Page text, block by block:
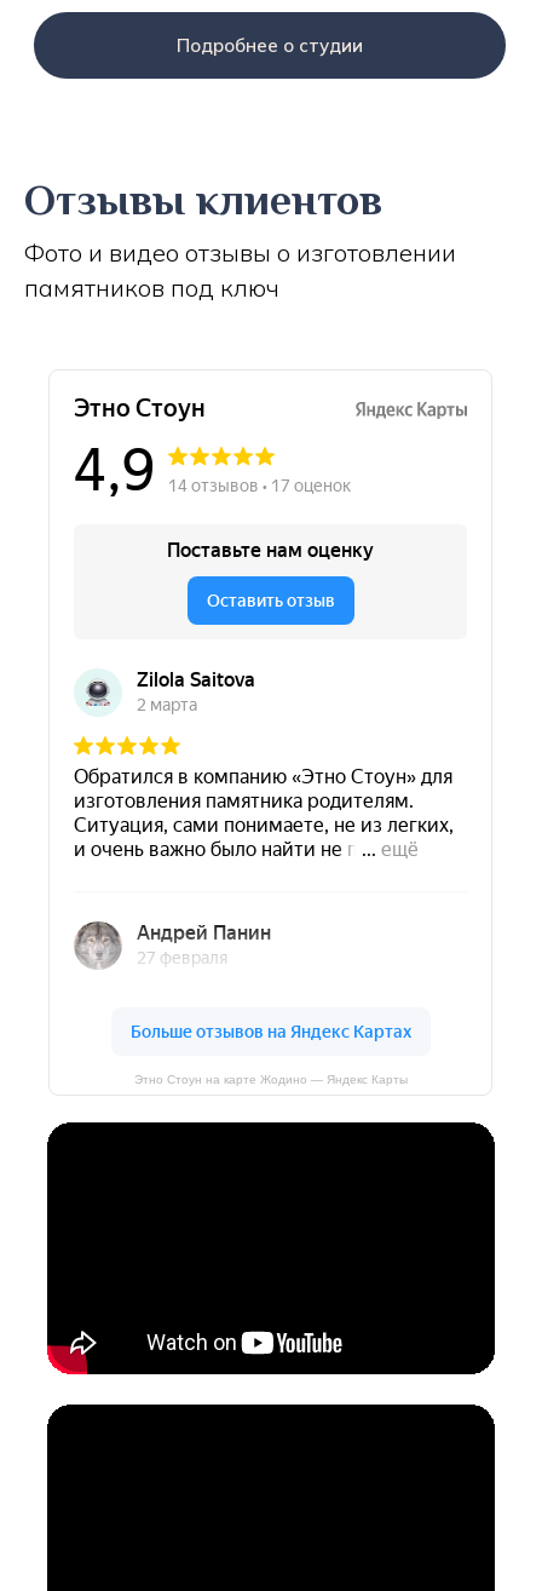
Подробнее о студии
Отзывы клиентов
Фото и видео отзывы о изготовлении
памятников под ключ
Этно Стоун на карте Жодино — Яндекс Карты